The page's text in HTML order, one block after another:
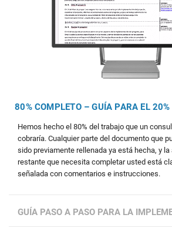
80% COMPLETO – GUÍA PARA EL 20%
Hemos hecho el 80% del trabajo que un
cobraría. Cualquier parte del documento que
sido previamente rellenada ya está hecha, y
restante que necesita completar usted está
señalada con comentarios e instrucciones.
GUÍA PASO A PASO PARA LA